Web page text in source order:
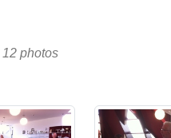
12 photos